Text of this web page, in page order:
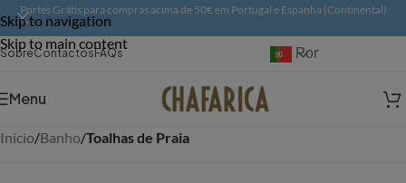
Skip to navigation
Skip to main content
Portes Grátis para compras acima de 50€ em Portugal e Espanha (Continental)
SobreContactosFAQs Português
Menu
Início/Banho/Toalhas de Praia